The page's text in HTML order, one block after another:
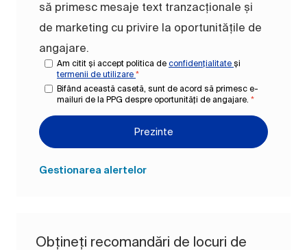
să primesc mesaje text tranzacționale și
de marketing cu privire la oportunitățile de
angajare.
Am citit și accept politica de confidențialitate și
termenii de utilizare *
Bifând această casetă, sunt de acord să primesc e-
mailuri de la PPG despre oportunități de angajare. *
Prezinte
Gestionarea alertelor
Obțineți recomandări de locuri de